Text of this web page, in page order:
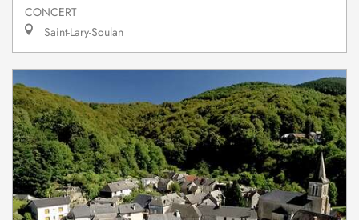
CONCERT
Saint-Lary-Soulan